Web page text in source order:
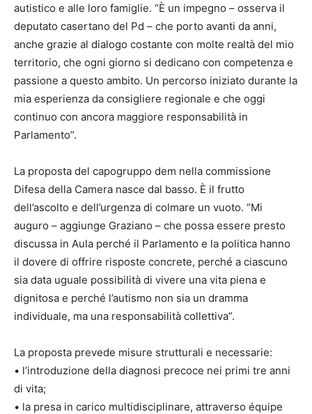
autistico e alle loro famiglie. “È un impegno – osserva il
deputato casertano del Pd – che porto avanti da anni,
anche grazie al dialogo costante con molte realtà del mio
territorio, che ogni giorno si dedicano con competenza e
passione a questo ambito. Un percorso iniziato durante la
mia esperienza da consigliere regionale e che oggi
continuo con ancora maggiore responsabilità in
Parlamento”.
La proposta del capogruppo dem nella commissione
Difesa della Camera nasce dal basso. È il frutto
dell’ascolto e dell’urgenza di colmare un vuoto. “Mi
auguro – aggiunge Graziano – che possa essere presto
discussa in Aula perché il Parlamento e la politica hanno
il dovere di offrire risposte concrete, perché a ciascuno
sia data uguale possibilità di vivere una vita piena e
dignitosa e perché l’autismo non sia un dramma
individuale, ma una responsabilità collettiva”.
La proposta prevede misure strutturali e necessarie:
• l’introduzione della diagnosi precoce nei primi tre anni
di vita;
• la presa in carico multidisciplinare, attraverso équipe